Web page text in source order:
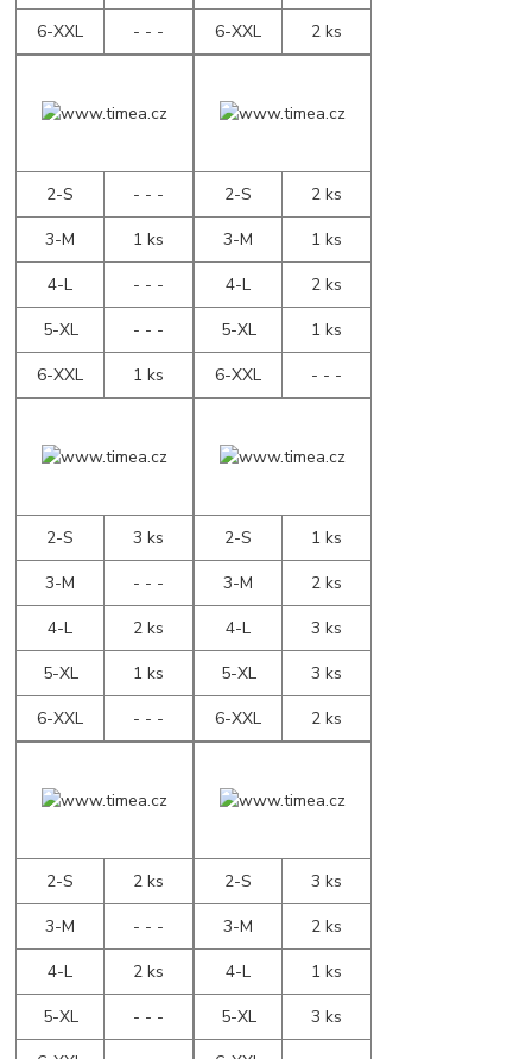
6-XXL - - - 6-XXL 2 ks
2-S
- - -
3-M
1 ks
4-L
- - -
5-XL
- - -
6-XXL
1 ks
2-S
2 ks
3-M
1 ks
4-L
2 ks
5-XL
1 ks
6-XXL
- - -
2-S
3 ks
3-M
- - -
4-L
2 ks
5-XL
1 ks
6-XXL
- - -
2-S
1 ks
3-M
2 ks
4-L
3 ks
5-XL
3 ks
6-XXL
2 ks
2-S
2 ks
3-M
- - -
4-L
2 ks
5-XL
- - -
2-S
3 ks
3-M
2 ks
4-L
1 ks
5-XL
3 ks